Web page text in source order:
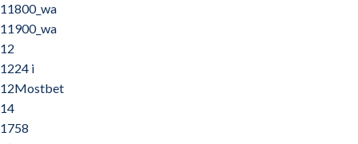
11800_wa
11900_wa
12
1224 i
12Mostbet
14
1758